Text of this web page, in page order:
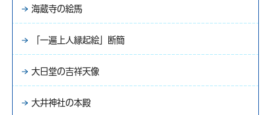
海蔵寺の絵馬
「一遍上人縁起絵」断簡
大日堂の吉祥天像
大井神社の本殿